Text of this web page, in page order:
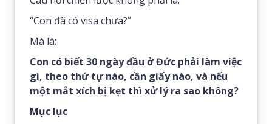
“Con đã có visa chưa?”
Mà là:
Con có biết 30 ngày đầu ở Đức phải làm việc
gì, theo thứ tự nào, cần giấy nào, và nếu
một mắt xích bị kẹt thì xử lý ra sao không?
Mục lục